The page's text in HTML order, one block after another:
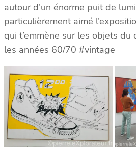
autour d’un énorme puit de
particulièrement aimé
qui t’emmène sur les objets du
les années 60/70 #vintage